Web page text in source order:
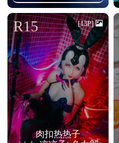
肉扣热热子
R15 [13P]